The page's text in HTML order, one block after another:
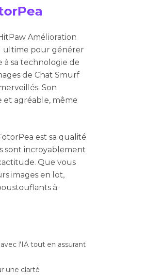
Amélioration
ultime pour générer
à sa technologie de
de Chat Smurf
Son
et agréable, même
est sa qualité
sont incroyablement
Que vous
images en lot,
à
l'IA tout en assurant
une clarté